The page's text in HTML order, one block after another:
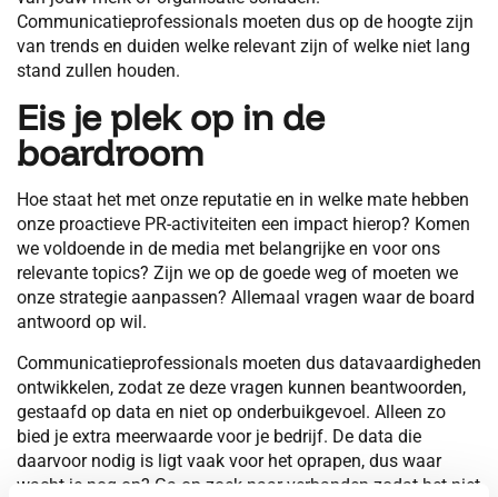
Communicatieprofessionals moeten dus op de hoogte zijn
van trends en duiden welke relevant zijn of welke niet lang
stand zullen houden.
Eis je plek op in de
boardroom
Hoe staat het met onze reputatie en in welke mate hebben
onze proactieve PR-activiteiten een impact hierop? Komen
we voldoende in de media met belangrijke en voor ons
relevante topics? Zijn we op de goede weg of moeten we
onze strategie aanpassen? Allemaal vragen waar de board
antwoord op wil.
Communicatieprofessionals moeten dus datavaardigheden
ontwikkelen, zodat ze deze vragen kunnen beantwoorden,
gestaafd op data en niet op onderbuikgevoel. Alleen zo
bied je extra meerwaarde voor je bedrijf. De data die
daarvoor nodig is ligt vaak voor het oprapen, dus waar
wacht je nog op? Ga op zoek naar verbanden zodat het niet